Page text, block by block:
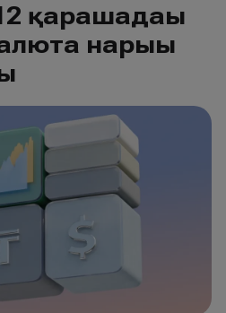
қарашадағы
нарығы